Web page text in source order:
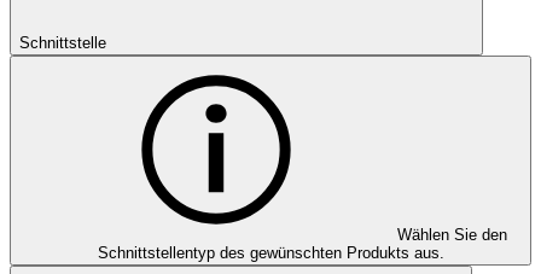
Schnittstelle
Wählen Sie den
Schnittstellentyp des gewünschten Produkts aus.